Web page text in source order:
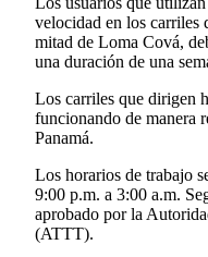
velocidad en los carriles
mitad de Loma Cová,
una duración de una
Los carriles que dirigen
funcionando de manera
Panamá.
Los horarios de trabajo
9:00 p.m. a 3:00 a.m.
aprobado por la
(ATTT).